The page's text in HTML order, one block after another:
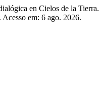
en Cielos de la Tierra.
em: 6 ago. 2026.